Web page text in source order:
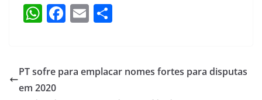
W
s
A
F
e
E
l e
PT sofre para emplacar nomes fortes para disputas
em 2020